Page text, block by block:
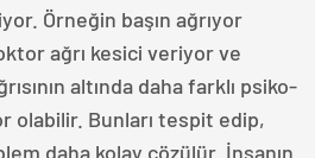
Örneğin başın ağrıyor
ağrı kesici veriyor ve
altında daha farklı psiko-
olabilir. Bunları tespit edip,
daha kolay çözülür. İnsanın